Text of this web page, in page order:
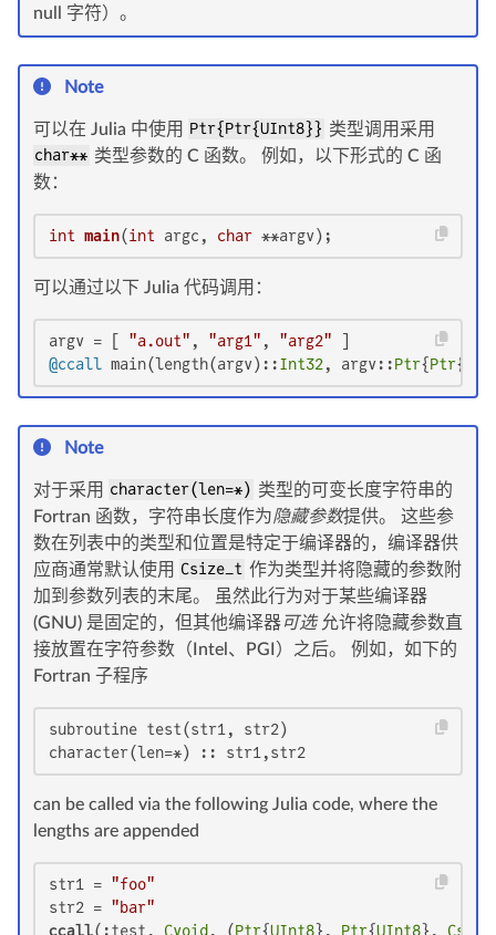
null 字符）。
Note
可以在 Julia 中使用 Ptr{Ptr{UInt8}} 类型调用采用
char** 类型参数的 C 函数。 例如，以下形式的 C 函
数：
int main(int argc, char **argv) ;
可以通过以下 Julia 代码调用：
argv = [ "a.out" , "arg1" , "arg2"
@ccall main(length(argv)::Int32, argv::Ptr{Ptr{
Note
对于采用 character(len=*) 类型的可变长度字符串的
Fortran 函数，字符串长度作为隐藏参数提供。 这些参
数在列表中的类型和位置是特定于编译器的，编译器供
应商通常默认使用 Csize_t 作为类型并将隐藏的参数附
加到参数列表的末尾。 虽然此行为对于某些编译器
(GNU) 是固定的，但其他编译器可选允许将隐藏参数直
接放置在字符参数（Intel、PGI）之后。 例如，如下的
Fortran 子程序
subroutine test(str1, str2)
character(len=*) :: str1,str2
can be called via the following Julia code, where the
lengths are appended
str1 = "foo"
str2 = "bar"
ccall(:test, Cvoid, (Ptr{UInt8}, Ptr{UInt8},